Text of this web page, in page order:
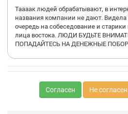
Таааак людей обрабатывают, в
названия компании не дают.
очередь на собеседование и
лица востока. ЛЮДИ БУДЬТЕ
ПОПАДАЙТЕСЬ НА ДЕНЕЖНЫЕ
Согласен Не согласен